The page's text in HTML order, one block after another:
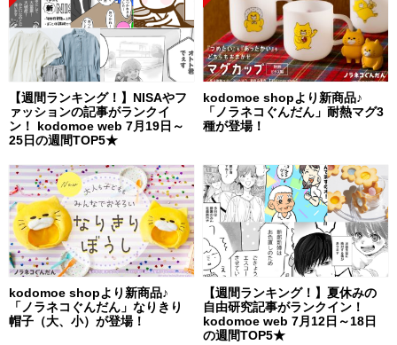
【週間ランキング！】NISAやフ
ァッションの記事がランクイ
ン！ kodomoe web 7月19日～
25日の週間TOP5★
kodomoe shopより新商品♪
「ノラネコぐんだん」耐熱マグ3
種が登場！
kodomoe shopより新商品♪
「ノラネコぐんだん」なりきり
帽子（大、小）が登場！
【週間ランキング！】夏休みの
自由研究記事がランクイン！
kodomoe web 7月12日～18日
の週間TOP5★